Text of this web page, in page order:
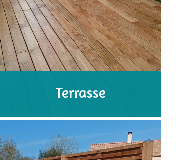
Terrasse